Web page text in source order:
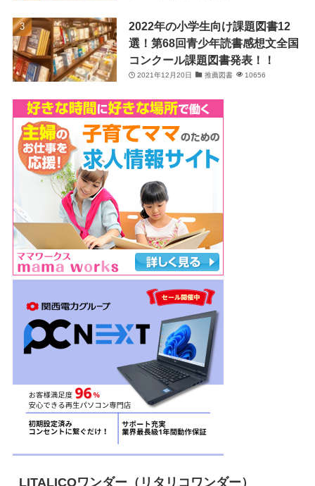
2022年の小学生向け課題図書12
選！第68回青少年読書感想文全国
コンクール課題図書発表！！
2021年12月20日 推薦図書 10656
LITALICOワンダー（リタリコワンダー）